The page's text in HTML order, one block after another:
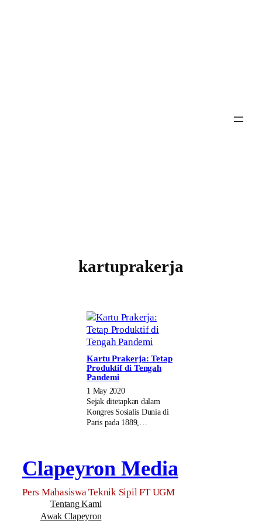
kartuprakerja
Kartu Prakerja: Tetap
Produktif di Tengah
Pandemi
1 May 2020
Sejak ditetapkan dalam
Kongres Sosialis Dunia di
Paris pada 1889,…
Clapeyron Media
Pers Mahasiswa Teknik Sipil FT UGM
Tentang Kami
Awak Clapeyron